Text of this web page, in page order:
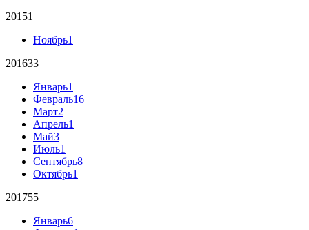
20151
Ноябрь1
201633
Январь1
Февраль16
Март2
Апрель1
Май3
Июль1
Сентябрь8
Октябрь1
201755
Январь6